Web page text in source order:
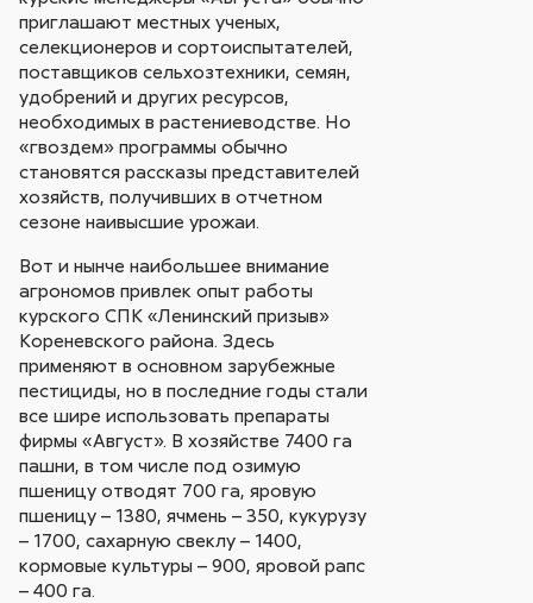
приглашают местных ученых,
селекционеров и сортоиспытателей,
поставщиков сельхозтехники, семян,
удобрений и других ресурсов,
необходимых в растениеводстве. Но
«гвоздем» программы обычно
становятся рассказы представителей
хозяйств, получивших в отчетном
сезоне наивысшие урожаи.
Вот и нынче наибольшее внимание
агрономов привлек опыт работы
курского СПК «Ленинский призыв»
Кореневского района. Здесь
применяют в основном зарубежные
пестициды, но в последние годы стали
все шире использовать препараты
фирмы «Август». В хозяйстве 7400 га
пашни, в том числе под озимую
пшеницу отводят 700 га, яровую
пшеницу – 1380, ячмень – 350, кукурузу
– 1700, сахарную свеклу – 1400,
кормовые культуры – 900, яровой рапс
– 400 га.